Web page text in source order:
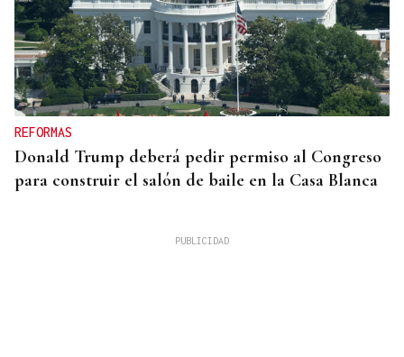
REFORMAS
Donald Trump deberá pedir permiso al Congreso
para construir el salón de baile en la Casa Blanca